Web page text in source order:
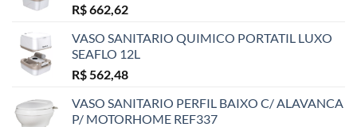
R$662,62
VASO SANITARIO QUIMICO PORTATIL LUXO
SEAFLO 12L
R$ 562,48
VASO SANITARIO PERFIL BAIXO C/ ALAVANCA
P/ MOTORHOME REF337